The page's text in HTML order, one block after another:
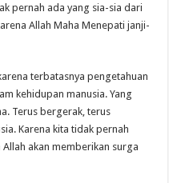
pernah ada yang sia-sia dari
Allah Maha Menepati janji-
terbatasnya pengetahuan
kehidupan manusia. Yang
Terus bergerak, terus
Karena kita tidak pernah
akan memberikan surga